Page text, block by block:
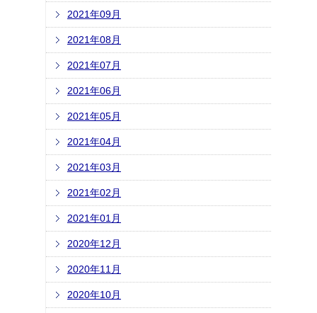
2021年09月
2021年08月
2021年07月
2021年06月
2021年05月
2021年04月
2021年03月
2021年02月
2021年01月
2020年12月
2020年11月
2020年10月